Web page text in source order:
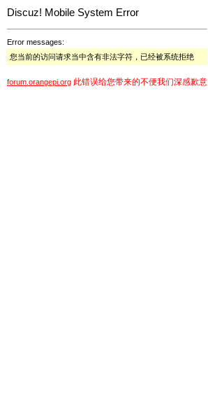
Discuz! Mobile System Error
Error messages:
您当前的访问请求当中含有非法字符，已经被系统拒绝
forum.orangepi.org 此错误给您带来的不便我们深感歉意